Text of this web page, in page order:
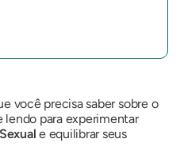
você precisa saber sobre o
lendo para experimentar
e equilibrar seus